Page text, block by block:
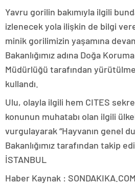
Yavru gorilin bakımıyla ilgili
izlenecek yola ilişkin de bilgi
minik gorilimizin yaşamına
Bakanlığımız adına Doğa
Müdürlüğü tarafından
kullandı.
Ulu, olayla ilgili hem CITES
konunun muhatabı olan ilgili
vurgulayarak “Hayvanın genel
Bakanlığımız tarafından takip
İSTANBUL
Haber Kaynak : SONDAKIKA.COM